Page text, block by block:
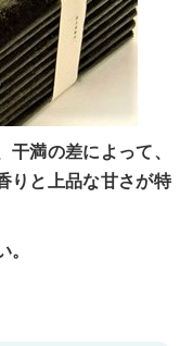
干満の差によって、
りと上品な甘さが特
。